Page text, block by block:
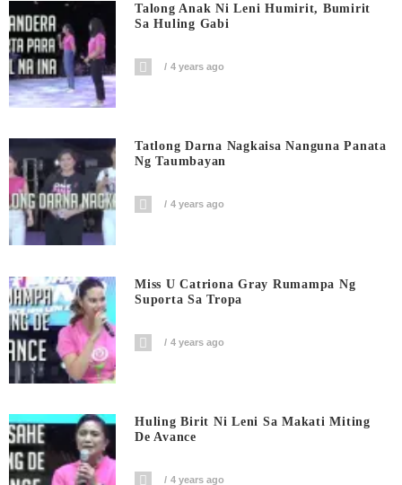
Talong Anak Ni Leni Humirit, Bumirit
Sa Huling Gabi
4 years ago
Tatlong Darna Nagkaisa Nanguna Panata
Ng Taumbayan
4 years ago
Miss U Catriona Gray Rumampa Ng
Suporta Sa Tropa
4 years ago
Huling Birit Ni Leni Sa Makati Miting
De Avance
4 years ago